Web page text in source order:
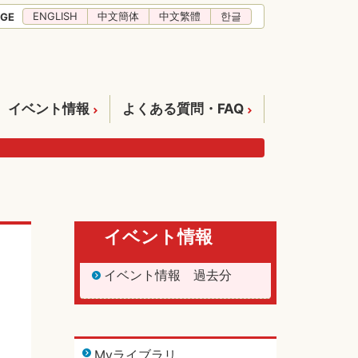
ENGLISH 中文簡体 中文繁體 한글
イベント情報 よくある質問・FAQ
イベント情報
イベント情報 過去分
Myライブラリ